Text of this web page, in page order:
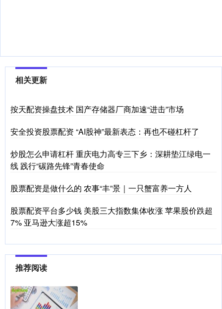
相关更新
按天配资操盘技术 国产存储器厂商加速“进击”市场
安全投资股票配资 “AI股神”最新表态：再也不碰杠杆了
炒股怎么申请杠杆 重庆电力高专三下乡：深耕垫江绿电一
线 践行“碳路先锋”青春使命
股票配资是做什么的 农事“丰”景｜一只蟹富养一方人
股票配资平台多少钱 美股三大指数集体收涨 苹果股价跌超
7% 亚马逊大涨超15%
推荐阅读